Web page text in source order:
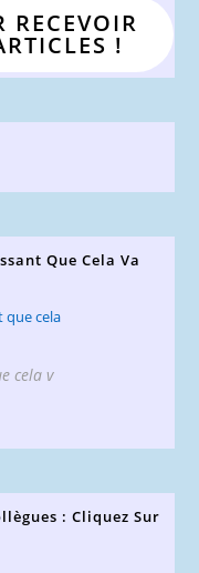
RECEVOIR
!
Que Cela Va
cela v
: Cliquez Sur